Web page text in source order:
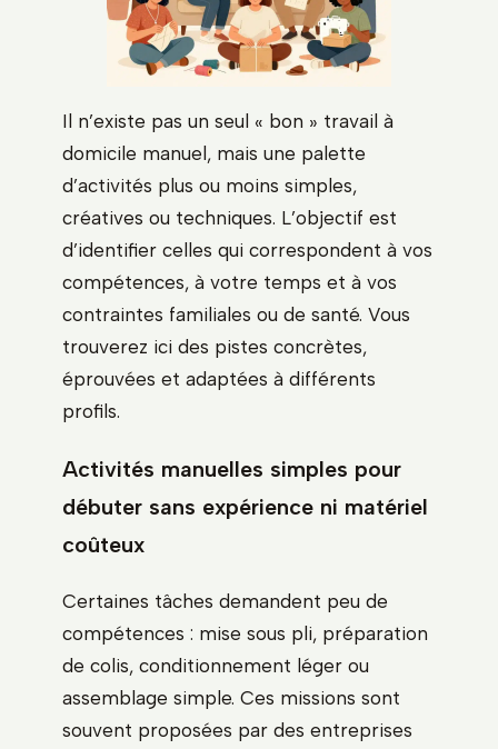
Il n’existe pas un seul « bon » travail à
domicile manuel, mais une palette
d’activités plus ou moins simples,
créatives ou techniques. L’objectif est
d’identifier celles qui correspondent à vos
compétences, à votre temps et à vos
contraintes familiales ou de santé. Vous
trouverez ici des pistes concrètes,
éprouvées et adaptées à différents
profils.
Activités manuelles simples pour
débuter sans expérience ni matériel
coûteux
Certaines tâches demandent peu de
compétences : mise sous pli, préparation
de colis, conditionnement léger ou
assemblage simple. Ces missions sont
souvent proposées par des entreprises